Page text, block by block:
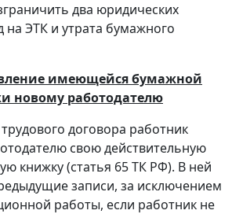
два юридических
на ЭТК и утрата бумажного
имеющейся бумажной
новому работодателю
договора работник
свою действительную
книжку (статья 65 ТК РФ). В ней
записи, за исключением
работы, если работник не